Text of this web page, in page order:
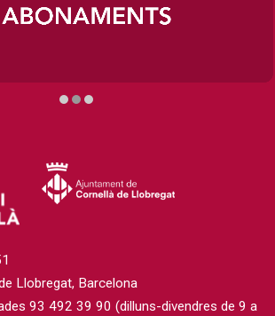
Llobregat, Barcelona
93 492 39 90 (dilluns-divendres de 9 a